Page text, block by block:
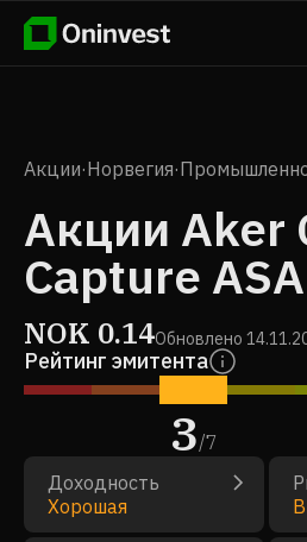
Акции·Норвегия·
Акции Aker
Capture ASA
NOK 0.14Обновлено
Рейтинг эмитента
3/7
Доходность
Хорошая